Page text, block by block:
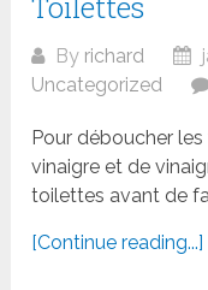
By richard
Uncategorized
Pour déboucher
vinaigre et de
toilettes avant de
[Continue reading...]